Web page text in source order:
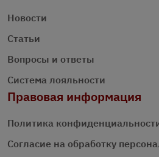
Новости
Статьи
Вопросы и ответы
Система лояльности
Правовая информация
Политика
Согласие на обработку